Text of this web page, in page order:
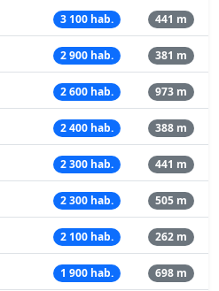
3 100 hab. 441 m
2 900 hab. 381 m
2 600 hab. 973 m
2 400 hab. 388 m
2 300 hab. 441 m
2 300 hab. 505 m
2 100 hab. 262 m
1 900 hab. 698 m